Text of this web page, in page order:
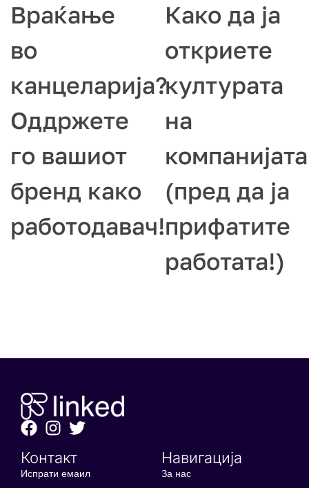
Враќање
во
канцеларија?
Оддржете
го вашиот
бренд како
работодавач!
Како да ја
откриете
културата
на
компанијата
(пред да ја
прифатите
работата!)
Контакт
Испрати емаил
Навигација
За нас